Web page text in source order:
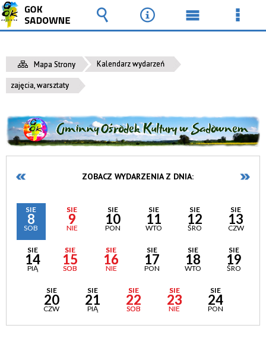
Mapa Strony Kalendarz wydarzeń
zajęcia, warsztaty
ZOBACZ WYDARZENIA Z DNIA:
SIE
8
SOB
SIE
9
NIE
SIE
10
PON
SIE
11
WTO
SIE
12
ŚRO
SIE
13
CZW
SIE
14
PIĄ
SIE
15
SOB
SIE
16
NIE
SIE
17
PON
SIE
18
WTO
SIE
19
ŚRO
SIE
20
CZW
SIE
21
PIĄ
SIE
22
SOB
SIE
23
NIE
SIE
24
PON
Wyszukiwarka
Narzędzia
Menu